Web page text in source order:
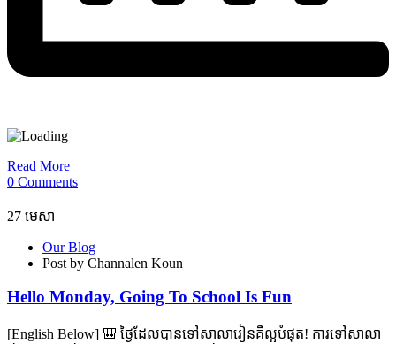
Read More
0 Comments
27 មេសា
Our Blog
Post by Channalen Koun
Hello Monday, Going To School Is Fun
[English Below] 🎒 ថ្ងៃដែលបានទៅសាលារៀនគឺល្អបំផុត! ការទៅសាលា